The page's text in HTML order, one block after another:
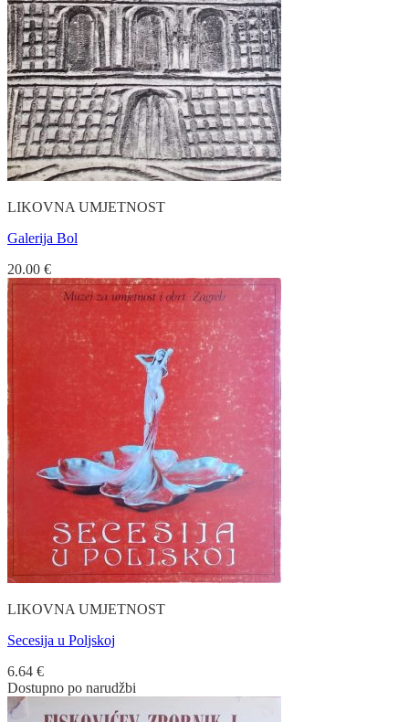
LIKOVNA UMJETNOST
Galerija Bol
20.00 €
LIKOVNA UMJETNOST
Secesija u Poljskoj
6.64 €
Dostupno po narudžbi